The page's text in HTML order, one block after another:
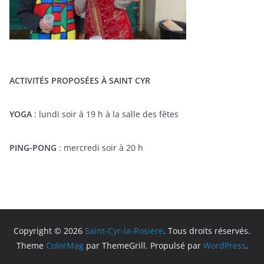
ACTIVITÉS PROPOSÉES À SAINT CYR
YOGA : lundi soir à 19 h à la salle des fêtes
PING-PONG : mercredi soir à 20 h
Copyright © 2026 Saint-Cyr-la-Rosiere. Tous droits réservés.
Theme ColorMagpar ThemeGrill. Propulsé par WordPress.